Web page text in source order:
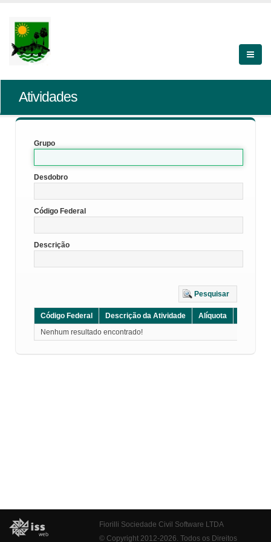
Atividades
Grupo
Desdobro
Código Federal
Descrição
Pesquisar
Código Federal Descrição da Atividade Alíquota
Nenhum resultado encontrado!
Fiorilli Sociedade Civil Software LTDA
© Copyright 2012-2026. Todos os Direitos